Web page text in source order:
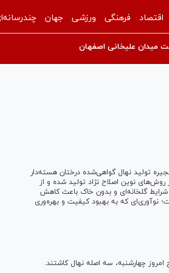
اقتصاد فرهنگی ورزشی جهان
میدان علیخانی اصفهان
تولید نهال گواهی‌شده درختان هسته‌دار
روش‌های نوین اصلاح نژاد تولید شده و از
شرایط گلخانه‌ای و بدون خاک باعث کاهش
است؛ نوآوری‌ای که به بهبود کیفیت و بهره‌وری
چهارشنبه، سه اصله نهال کاشتند.